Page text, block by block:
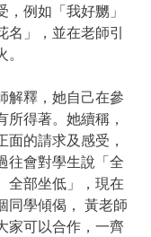
例如「我好嬲」
名」，並在老師引
解釋，她自己在參
所得著。她續稱，
面的請求及感受，
往會對學生說「全
全部坐低」，現在
同學傾偈， 黃老師
家可以合作，一齊